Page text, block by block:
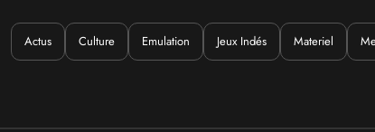
Où ? Quoi ?
Actus Culture Emulation Jeux Indés Materiel